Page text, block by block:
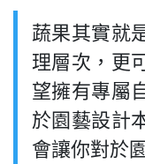
蔬果其實就
理層次，更
望擁有專屬
於園藝設計
會讓你對於